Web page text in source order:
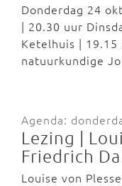
Donderdag 24
| 20.30 uur
Ketelhuis |
natuurkundige
Agenda:
Lezing |
Friedrich
Louise von